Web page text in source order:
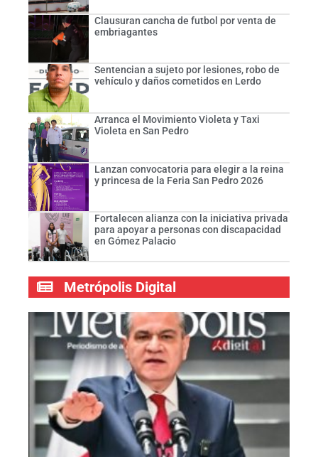
Clausuran cancha de futbol por venta de
embriagantes
Sentencian a sujeto por lesiones, robo de
vehículo y daños cometidos en Lerdo
Arranca el Movimiento Violeta y Taxi
Violeta en San Pedro
Lanzan convocatoria para elegir a la reina
y princesa de la Feria San Pedro 2026
Fortalecen alianza con la iniciativa privada
para apoyar a personas con discapacidad
en Gómez Palacio
Metrópolis Digital